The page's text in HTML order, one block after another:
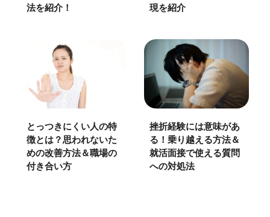
法を紹介！
現を紹介
とっつきにくい人の特
徴とは？思われないた
めの改善方法＆職場の
付き合い方
挫折経験には意味があ
る！乗り越える方法＆
就活面接で使える質問
への対処法